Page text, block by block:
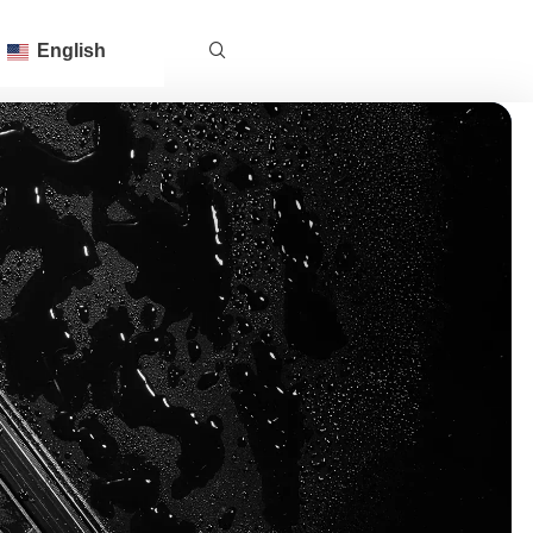
English